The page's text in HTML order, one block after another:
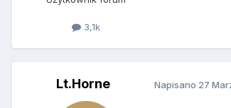
3,1k
Lt.Horne Napisano 27